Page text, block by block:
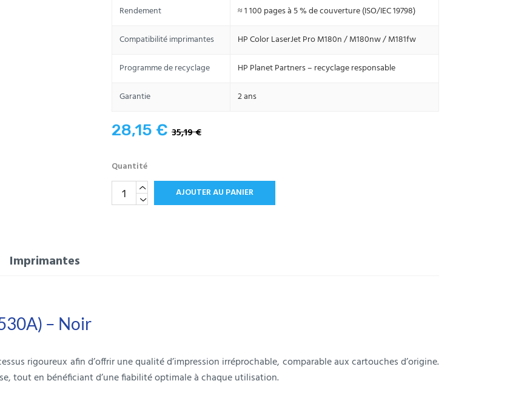
Rendement ≈ 1 100 pages à 5 % de couverture (ISO/IEC 19798)
Compatibilité imprimantes HP Color LaserJet Pro M180n / M180nw / M181fw
Programme de recyclage HP Planet Partners – recyclage responsable
Garantie 2 ans
28,15 € 35,19 €
Quantité
AJOUTER AU PANIER
Imprimantes
– Noir
rigoureux afin d’offrir une qualité d’impression irréprochable, comparable aux cartouches d’origine.
tout en bénéficiant d’une fiabilité optimale à chaque utilisation.